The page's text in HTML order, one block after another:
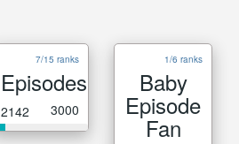
7/15 ranks
Episodes
2142 3000
1/6 ranks
Baby
Episode
Fan